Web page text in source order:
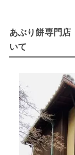
あぶり餅専門店
いて